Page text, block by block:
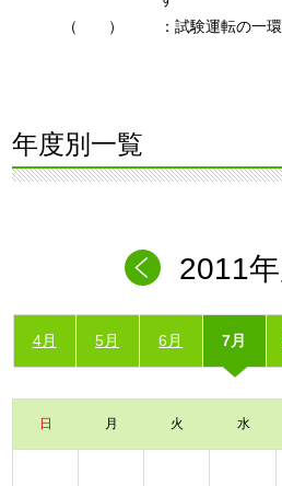
（ ）
：試験運転の一
年度別一覧
2011
4月 5月 6月 7月
日 月 火 水